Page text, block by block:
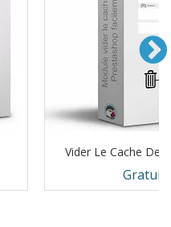
Vider Le Cache De
Prix
Gratuit